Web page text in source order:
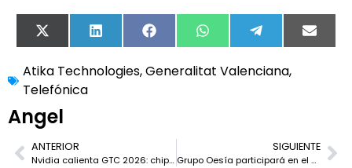
X
(Twitter)
LinkedIn FacebookWhatsApp TelegramEmail
Atika Technologies,Generalitat Valenciana,
Telefónica
Angel
ANTERIOR
Nvidia calienta GTC 2026: chip “sorpresa”, fotónica de silicio y el muro eléctrico de la IA
SIGUIENTE
Grupo Oesía participará en el Mobile World Congress 2026 para mostrar sus capacidades en infraestructuras digitales críticas